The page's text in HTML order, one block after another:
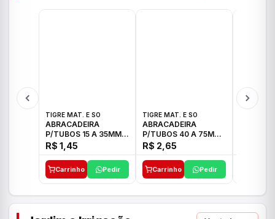
TIGRE MAT. E SO
ABRACADEIRA
P/TUBOS 15 A 35MM
TIGRE
R$ 1,45
Carrinho Pedir
TIGRE MAT. E SO
ABRACADEIRA
P/TUBOS 40 A 75MM
TIGRE
R$ 2,65
Carrinho Pedir